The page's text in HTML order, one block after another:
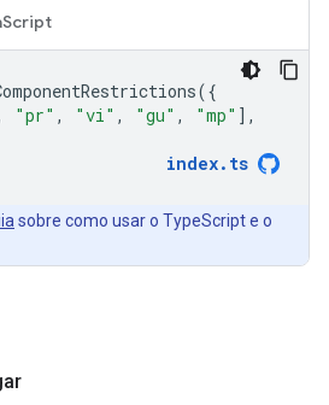
({
"pr" , "vi" , "gu" , "mp" ],
index. ts
sobre como usar o TypeScript e o